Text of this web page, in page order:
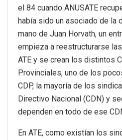
el 84 cuando ANUSATE
había sido un asociado de la
mano de Juan Horvath, un
empieza a reestructurarse
ATE y se crean los distintos
Provinciales, uno de los
CDP, la mayoría de los
Directivo Nacional (CDN) y
dependen en todo de ese
En ATE, como existían los